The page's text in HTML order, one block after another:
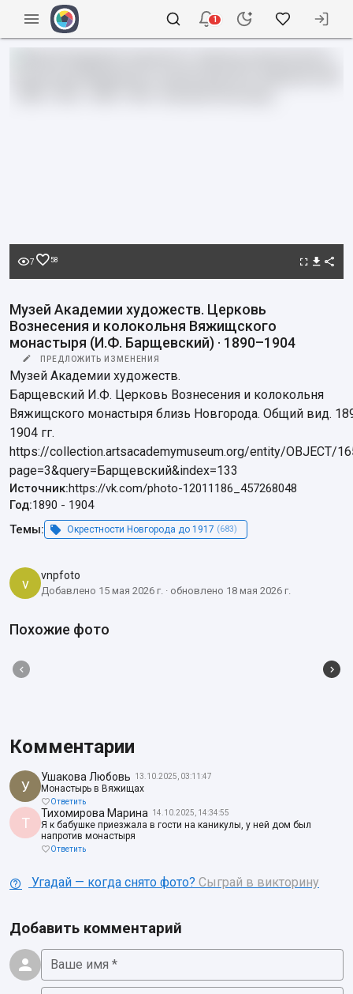
1
7 58
Музей Академии художеств. Церковь
Вознесения и колокольня Вяжищского
монастыря (И.Ф. Барщевский) · 1890–1904
ПРЕДЛОЖИТЬ ИЗМЕНЕНИЯ
Музей Академии художеств.
Барщевский И.Ф. Церковь Вознесения и колокольня
Вяжищского монастыря близь Новгорода. Общий вид.
1904 гг.
https://collection.artsacademymuseum.org/entity/OBJECT/
page=3&query=Барщевский&index=133
Источник:https://vk.com/photo-12011186_457268048
Год:1890 - 1904
Темы:
Окрестности Новгорода до 1917 (683)
v vnpfoto
Добавлено 15 мая 2026 г. · обновлено 18 мая 2026 г.
Похожие фото
Комментарии
У
Ушакова Любовь 13.10.2025, 03:11:47
Монастырь в Вяжищах
Ответить
Т
Тихомирова Марина 14.10.2025, 14:34:55
Я к бабушке приезжала в гости на каникулы, у ней дом был
напротив монастыря
Ответить
Угадай — когда снято фото? Сыграй в викторину
Добавить комментарий
Ваше имя *